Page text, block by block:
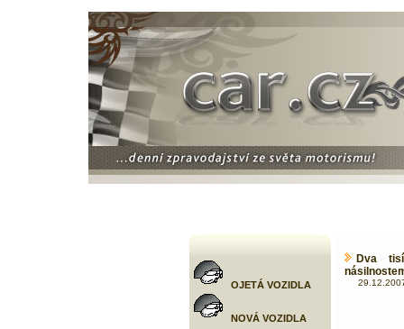
OJETÁ VOZIDLA
NOVÁ VOZIDLA
Dva